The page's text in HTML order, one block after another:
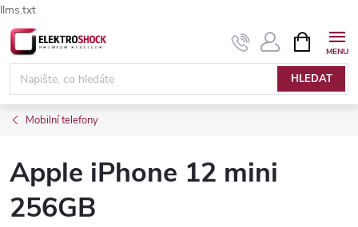
llms.txt
Přejít
na
obsah
HLEDAT
NÁKUPNÍ
KOŠÍK
Mobilní telefony
Apple iPhone 12 mini
256GB
Elektroshock.cz - Chat